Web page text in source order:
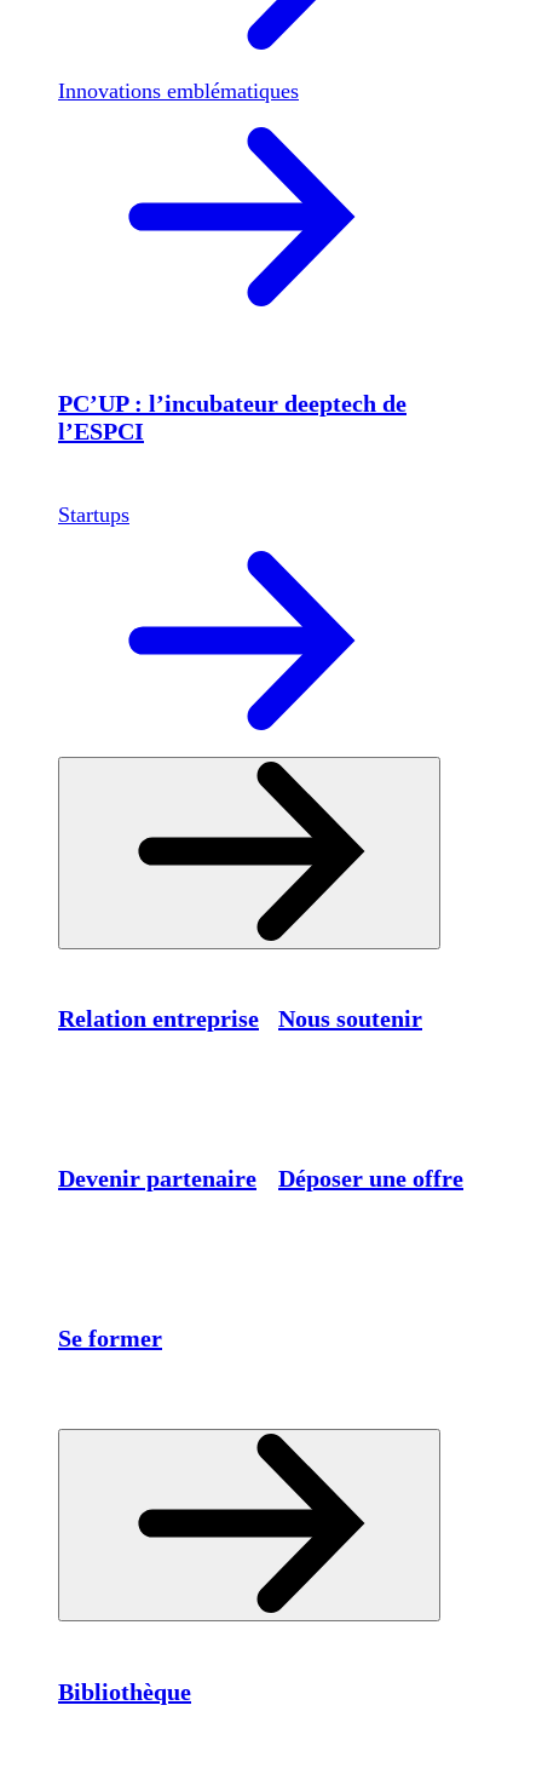
Innovations emblématiques
PC’UP : l’incubateur deeptech de
l’ESPCI
Startups
Relation entreprise Nous soutenir
Devenir partenaire Déposer une offre
Se former
Bibliothèque